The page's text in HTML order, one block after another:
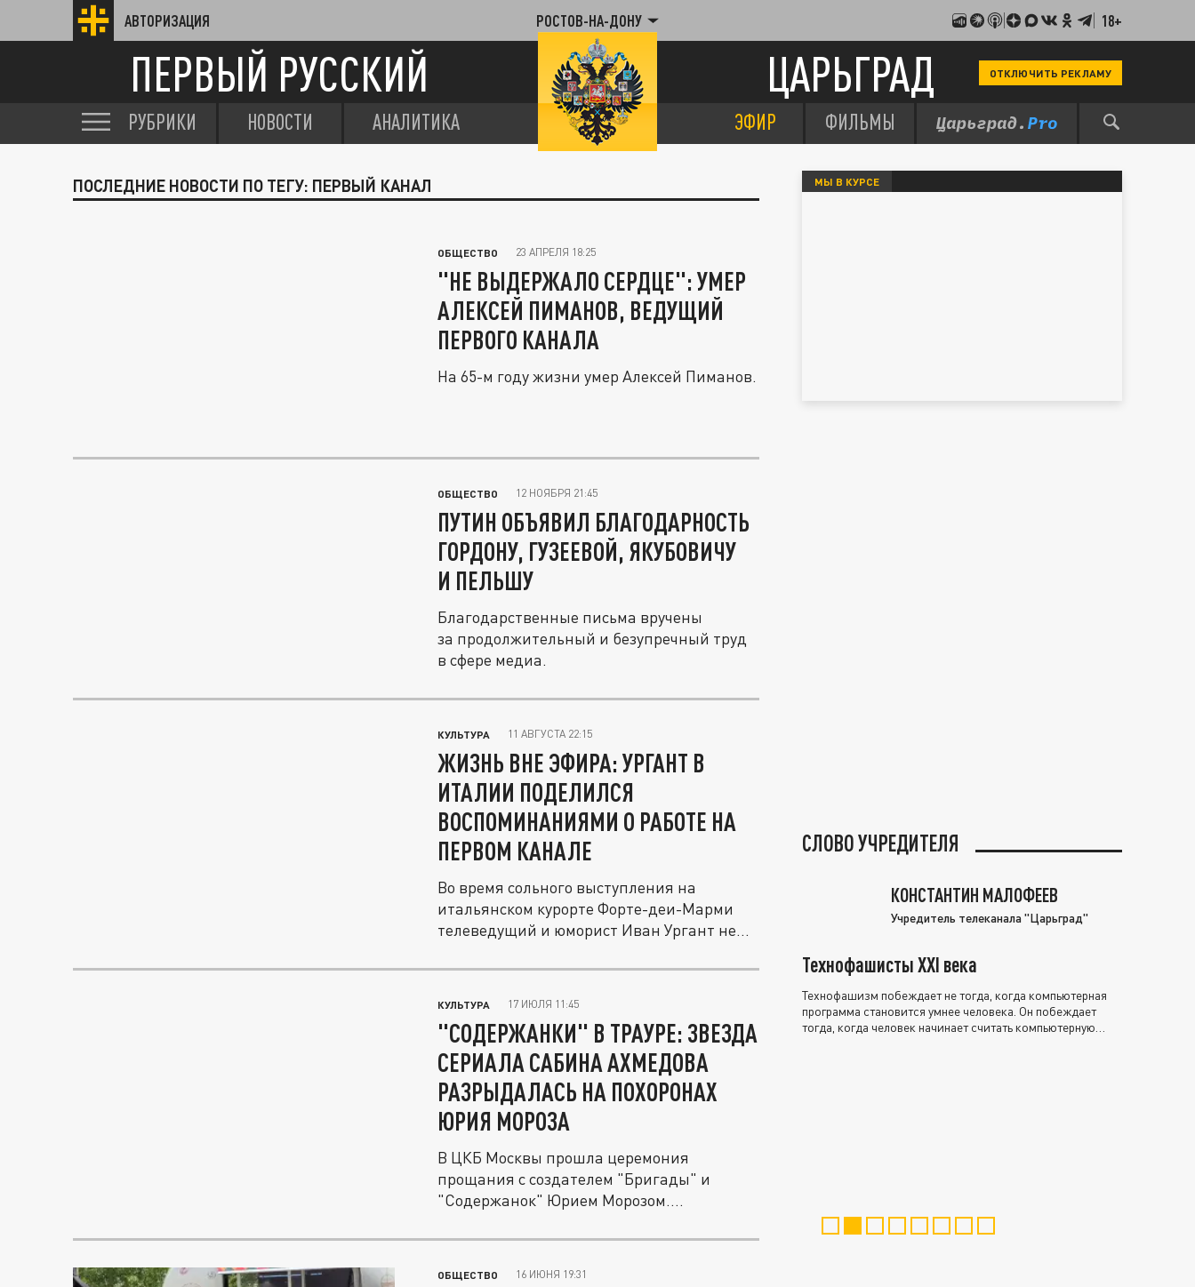
АВТОРИЗАЦИЯ РОСТОВ-НА-ДОНУ 18+
ПЕРВЫЙ РУССКИЙ ЦАРЬГРАД ОТКЛЮЧИТЬ РЕКЛАМУ
РУБРИКИ НОВОСТИ АНАЛИТИКА ЭФИР ФИЛЬМЫ
ПОСЛЕДНИЕ НОВОСТИ ПО ТЕГУ: ПЕРВЫЙ КАНАЛ
ОБЩЕСТВО 23 АПРЕЛЯ 18:25
"НЕ ВЫДЕРЖАЛО СЕРДЦЕ": УМЕР
АЛЕКСЕЙ ПИМАНОВ, ВЕДУЩИЙ
ПЕРВОГО КАНАЛА
На 65-м году жизни умер Алексей Пиманов.
ОБЩЕСТВО 12 НОЯБРЯ 21:45
ПУТИН ОБЪЯВИЛ БЛАГОДАРНОСТЬ
ГОРДОНУ, ГУЗЕЕВОЙ, ЯКУБОВИЧУ
И ПЕЛЬШУ
Благодарственные письма вручены
за продолжительный и безупречный труд
в сфере медиа.
КУЛЬТУРА 11 АВГУСТА 22:15
ЖИЗНЬ ВНЕ ЭФИРА: УРГАНТ В
ИТАЛИИ ПОДЕЛИЛСЯ
ВОСПОМИНАНИЯМИ О РАБОТЕ НА
ПЕРВОМ КАНАЛЕ
Во время сольного выступления на
итальянском курорте Форте-деи-Марми
телеведущий и юморист Иван Ургант не...
КУЛЬТУРА 17 ИЮЛЯ 11:45
"СОДЕРЖАНКИ" В ТРАУРЕ: ЗВЕЗДА
СЕРИАЛА САБИНА АХМЕДОВА
РАЗРЫДАЛАСЬ НА ПОХОРОНАХ
ЮРИЯ МОРОЗА
В ЦКБ Москвы прошла церемония
прощания с создателем "Бригады" и
"Содержанок" Юрием Морозом.
ОБЩЕСТВО 16 ИЮНЯ 19:31
МЫ В КУРСЕ
СЛОВО УЧРЕДИТЕЛЯ
КОНСТАНТИН МАЛОФЕЕВ
Учредитель телеканала "Царьград"
Технофашисты XXI века
Технофашизм побеждает не тогда, когда компьютерная
программа становится умнее человека. Он побеждает
тогда, когда человек начинает считать компьютерную